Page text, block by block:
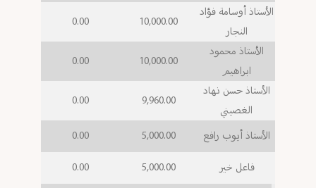
الأستاذ أوسامة فؤاد
النجار
10,000.00
0.00
الأستاذ محمود
ابراهيم
10,000.00
0.00
الأستاذ حسن نهاد
الغصيني
9,960.00
0.00
الأستاذ أيوب رافع 5,000.00
0.00
فاعل خير 5,000.00
0.00